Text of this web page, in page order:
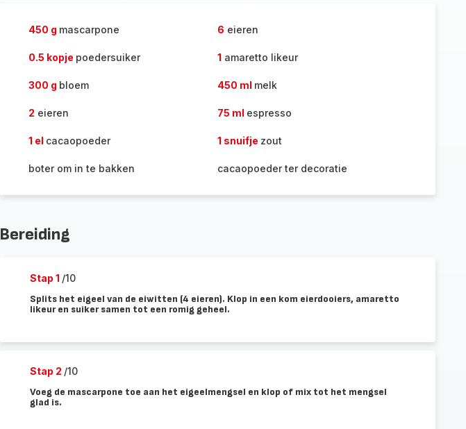
450 g mascarpone 6 eieren
0.5 kopje poedersuiker 1 amaretto likeur
300 g bloem 450 ml melk
2 eieren 75 ml espresso
1 el cacaopoeder 1 snuifje zout
boter om in te bakken cacaopoeder ter decoratie
Bereiding
Stap 1 /10
Splits het eigeel van de eiwitten (4 eieren). Klop in een kom eierdooiers, amaretto
likeur en suiker samen tot een romig geheel.
Stap 2 /10
Voeg de mascarpone toe aan het eigeelmengsel en klop of mix tot het mengsel
glad is.